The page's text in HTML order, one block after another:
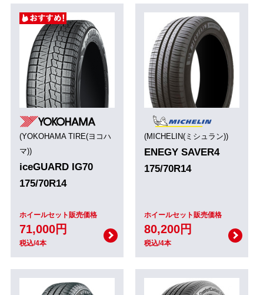
(YOKOHAMA TIRE(ヨコハ
マ))
iceGUARD IG70
175/70R14
ホイールセット販売価格
71,000円
税込/4本
(MICHELIN(ミシュラン))
ENEGY SAVER4
175/70R14
ホイールセット販売価格
80,200円
税込/4本